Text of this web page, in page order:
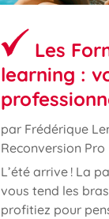
Les
learning :
par Frédérique
Reconversion Pro
L’été arrive ! La
vous tend les
profitiez pour